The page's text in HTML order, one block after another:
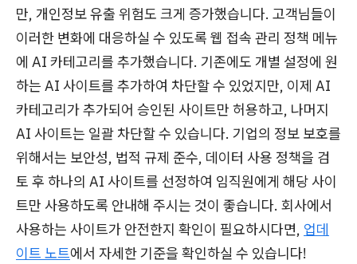
만, 개인정보 유출 위험도 크게 증가했습니다. 고객님들이
이러한 변화에 대응하실 수 있도록 웹 접속 관리 정책 메뉴
에 AI 카테고리를 추가했습니다. 기존에도 개별 설정에 원
하는 AI 사이트를 추가하여 차단할 수 있었지만, 이제 AI
카테고리가 추가되어 승인된 사이트만 허용하고, 나머지
AI 사이트는 일괄 차단할 수 있습니다. 기업의 정보 보호를
위해서는 보안성, 법적 규제 준수, 데이터 사용 정책을 검
토 후 하나의 AI 사이트를 선정하여 임직원에게 해당 사이
트만 사용하도록 안내해 주시는 것이 좋습니다. 회사에서
사용하는 사이트가 안전한지 확인이 필요하시다면, 업데
이트 노트에서 자세한 기준을 확인하실 수 있습니다!